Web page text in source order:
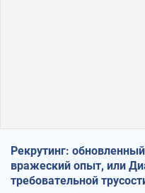
Рекрутинг:
вражеский опыт, или
требовательной